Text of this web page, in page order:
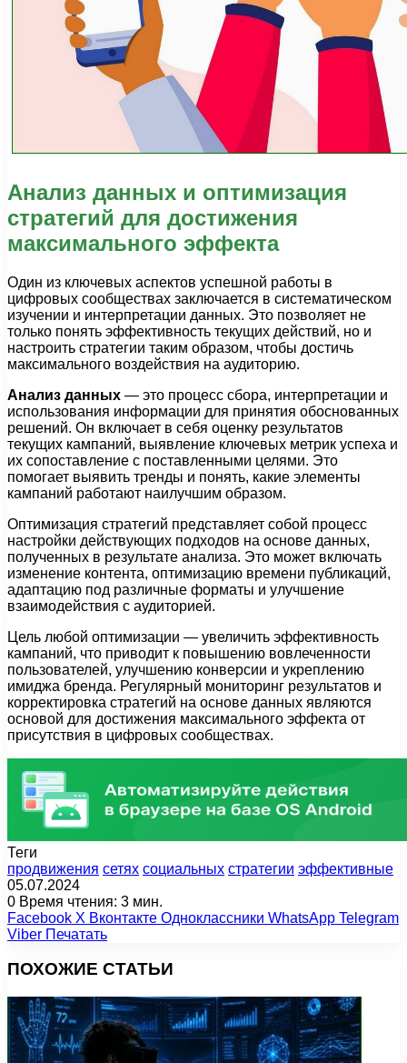
Анализ данных и оптимизация
стратегий для достижения
максимального эффекта
Один из ключевых аспектов успешной работы в
цифровых сообществах заключается в систематическом
изучении и интерпретации данных. Это позволяет не
только понять эффективность текущих действий, но и
настроить стратегии таким образом, чтобы достичь
максимального воздействия на аудиторию.
Анализ данных — это процесс сбора, интерпретации и
использования информации для принятия обоснованных
решений. Он включает в себя оценку результатов
текущих кампаний, выявление ключевых метрик успеха и
их сопоставление с поставленными целями. Это
помогает выявить тренды и понять, какие элементы
кампаний работают наилучшим образом.
Оптимизация стратегий представляет собой процесс
настройки действующих подходов на основе данных,
полученных в результате анализа. Это может включать
изменение контента, оптимизацию времени публикаций,
адаптацию под различные форматы и улучшение
взаимодействия с аудиторией.
Цель любой оптимизации — увеличить эффективность
кампаний, что приводит к повышению вовлеченности
пользователей, улучшению конверсии и укреплению
имиджа бренда. Регулярный мониторинг результатов и
корректировка стратегий на основе данных являются
основой для достижения максимального эффекта от
присутствия в цифровых сообществах.
Теги
продвижения сетях социальных стратегии эффективные
05.07.2024
0 Время чтения: 3 мин.
Facebook X Вконтакте Одноклассники WhatsApp Telegram
Viber Печатать
ПОХОЖИЕ СТАТЬИ